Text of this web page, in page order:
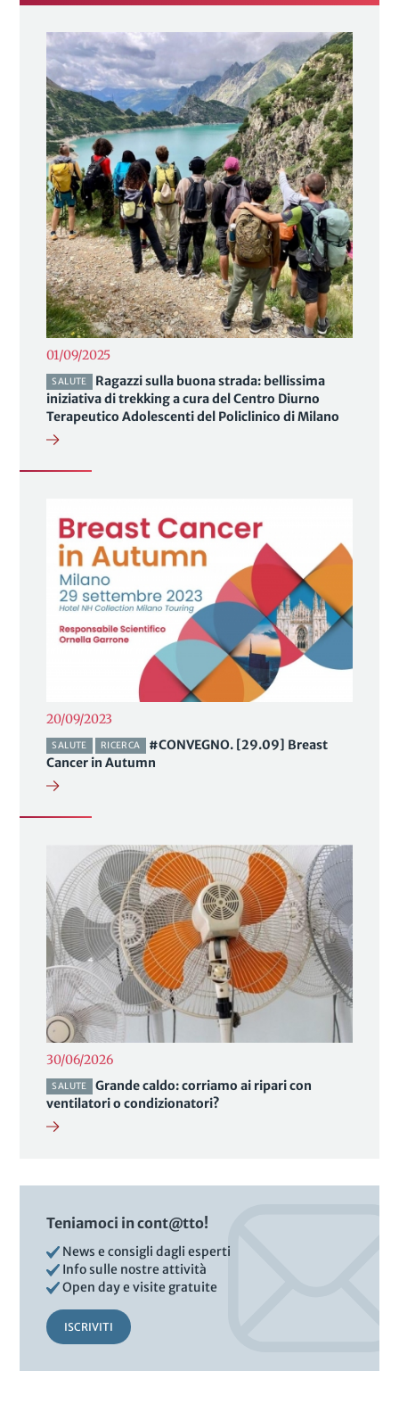
01/09/2025
SALUTE
Ragazzi sulla buona strada: bellissima
iniziativa di trekking a cura del Centro Diurno
Terapeutico Adolescenti del Policlinico di Milano
20/09/2023
SALUTE RICERCA
#CONVEGNO. [29.09] Breast
Cancer in Autumn
30/06/2026
SALUTE
Grande caldo: corriamo ai ripari con
ventilatori o condizionatori?
Teniamoci in cont@tto!
News e consigli dagli esperti
Info sulle nostre attività
Open day e visite gratuite
ISCRIVITI